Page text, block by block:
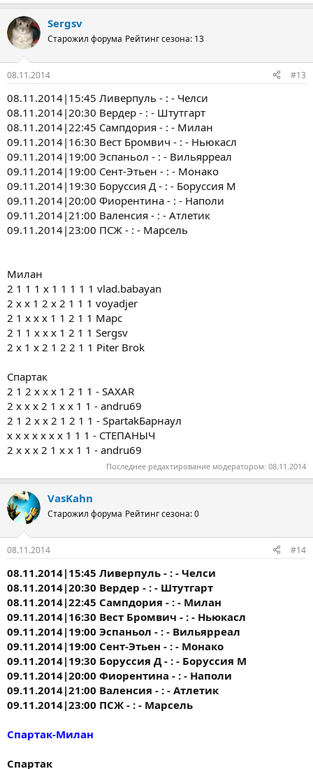
Sergsv
Старожил форума Рейтинг сезона: 13
08.11.2014 #13
08.11.2014|15:45 Ливерпуль - : - Челси
08.11.2014|20:30 Вердер - : - Штутгарт
08.11.2014|22:45 Сампдория - : - Милан
09.11.2014|16:30 Вест Бромвич - : - Ньюкасл
09.11.2014|19:00 Эспаньол - : - Вильярреал
09.11.2014|19:00 Сент-Этьен - : - Монако
09.11.2014|19:30 Боруссия Д - : - Боруссия М
09.11.2014|20:00 Фиорентина - : - Наполи
09.11.2014|21:00 Валенсия - : - Атлетик
09.11.2014|23:00 ПСЖ - : - Марсель
Милан
2 1 1 1 х 1 1 1 1 1 vlad.babayan
2 х х 1 2 х 2 1 1 1 voyadjer
2 1 х х х 1 1 2 1 1 Марс
2 1 1 х х х 1 2 1 1 Sergsv
2 х 1 х 2 1 2 2 1 1 Piter Brok
Спартак
2 1 2 x х х 1 2 1 1 - SAXAR
2 x x x 2 1 x x 1 1 - andru69
2 1 2 x x 2 1 2 1 1 - SpartakБарнаул
x x x x x x x 1 1 1 - СТЕПАНЫЧ
2 x x x 2 1 x x 1 1 - andru69
Последнее редактирование модератором: 08.11.2014
VasKahn
Старожил форума Рейтинг сезона: 0
08.11.2014 #14
08.11.2014|15:45 Ливерпуль - : - Челси
08.11.2014|20:30 Вердер - : - Штутгарт
08.11.2014|22:45 Сампдория - : - Милан
09.11.2014|16:30 Вест Бромвич - : - Ньюкасл
09.11.2014|19:00 Эспаньол - : - Вильярреал
09.11.2014|19:00 Сент-Этьен - : - Монако
09.11.2014|19:30 Боруссия Д - : - Боруссия М
09.11.2014|20:00 Фиорентина - : - Наполи
09.11.2014|21:00 Валенсия - : - Атлетик
09.11.2014|23:00 ПСЖ - : - Марсель
Спартак-Милан
Спартак